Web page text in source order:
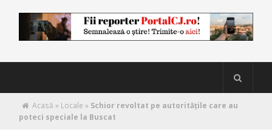
Acasă » Locale » Schior revoltat pe autoritățile care au
poteci speciale la Buscat